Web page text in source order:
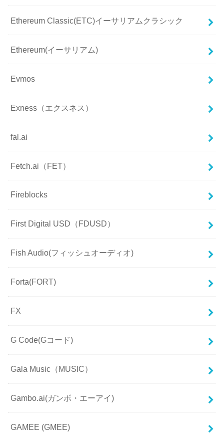
Ethereum Classic(ETC)イーサリアムクラシック
Ethereum(イーサリアム)
Evmos
Exness（エクスネス）
fal.ai
Fetch.ai（FET）
Fireblocks
First Digital USD（FDUSD）
Fish Audio(フィッシュオーディオ)
Forta(FORT)
FX
G Code(Gコード)
Gala Music（MUSIC）
Gambo.ai(ガンボ・エーアイ)
GAMEE (GMEE)